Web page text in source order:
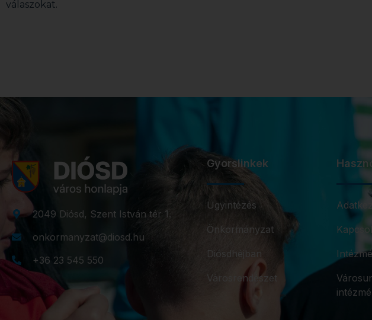
válaszokat.
2049 Diósd, Szent István tér 1.
onkormanyzat@diosd.hu
+36 23 545 550
Gyorslinkek
Ügyintézés
Önkormányzat
Diósdhéjban
Városrendészet